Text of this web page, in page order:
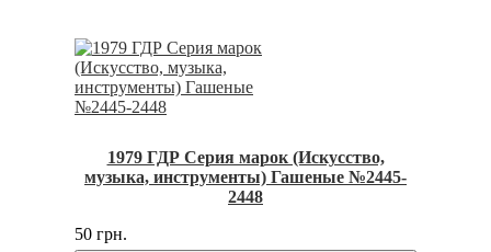
1979 ГДР Серия марок (Искусство,
музыка, инструменты) Гашеные №2445-
2448
50 грн.